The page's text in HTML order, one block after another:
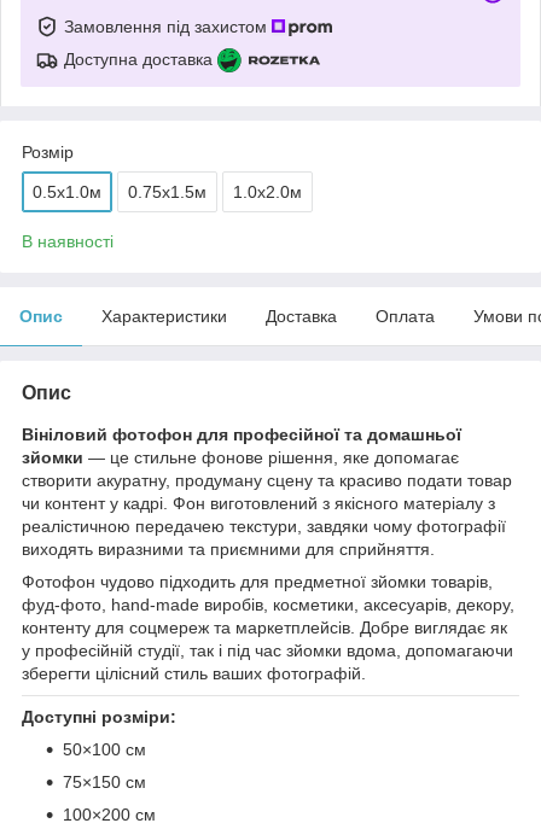
Замовлення під захистом
Доступна доставка
Розмір
0.5x1.0м 0.75x1.5м 1.0x2.0м
В наявності
Опис Характеристики Доставка Оплата Умови
Опис
Вініловий фотофон для професійної та домашньої
зйомки — це стильне фонове рішення, яке допомагає
створити акуратну, продуману сцену та красиво подати товар
чи контент у кадрі. Фон виготовлений з якісного матеріалу з
реалістичною передачею текстури, завдяки чому фотографії
виходять виразними та приємними для сприйняття.
Фотофон чудово підходить для предметної зйомки товарів,
фуд-фото, hand-made виробів, косметики, аксесуарів, декору,
контенту для соцмереж та маркетплейсів. Добре виглядає як
у професійній студії, так і під час зйомки вдома, допомагаючи
зберегти цілісний стиль ваших фотографій.
Доступні розміри:
50×100 см
75×150 см
100×200 см